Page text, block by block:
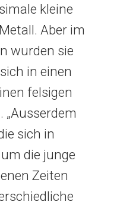
kleine
Aber im
wurden sie
in einen
felsigen
sich in
die junge
Zeiten